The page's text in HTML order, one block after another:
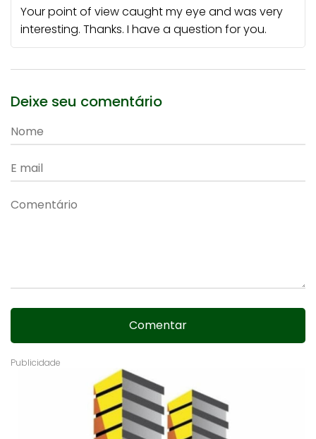
Your point of view caught my eye and was very
interesting. Thanks. I have a question for you.
Deixe seu comentário
Comentar